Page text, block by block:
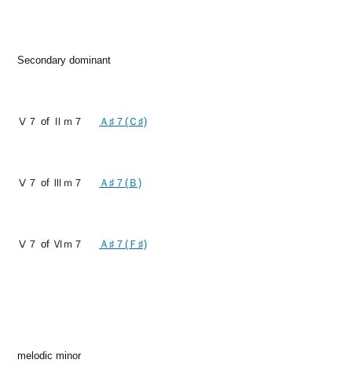
Secondary dominant
Ⅴ７ of Ⅱｍ７ Ａ♯７(Ｃ♯)
Ⅴ７ of Ⅲｍ７ Ａ♯７(Ｂ)
Ⅴ７ of Ⅵｍ７ Ａ♯７(Ｆ♯)
melodic minor